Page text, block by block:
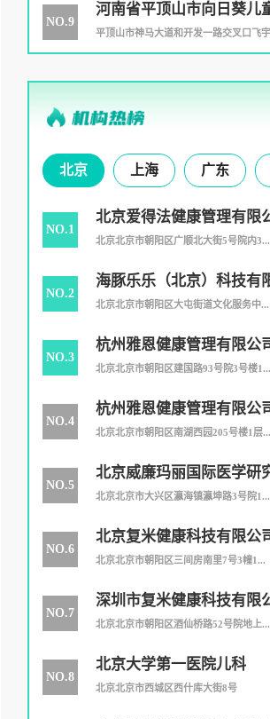
NO.9
河南省平顶山市向日葵儿
中心
平顶山市神马大道和开发一路交叉口飞
北京 上海 广东
NO.1
北京爱得法健康管理有限
北京北京市朝阳区广顺北大街5号院内3...
NO.2
海豚乐乐（北京）科技有
北京北京市朝阳区大屯街道文化服务中...
NO.3
杭州雅恩健康管理有限公
司
北京北京市朝阳区建国路93号院3号楼1...
NO.4
杭州雅恩健康管理有限公
分公司
北京北京市朝阳区南湖西园205号楼1层...
NO.5
北京威廉玛丽国际医学研
北京北京市大兴区瀛海镇瀛坤路3号院1...
NO.6
北京复米健康科技有限公
北京北京市朝阳区三间房南里7号3幢1...
NO.7
深圳市复米健康科技有限
公司
北京北京市朝阳区酒仙桥路52号院地上...
NO.8
北京大学第一医院儿科
北京北京市西城区西什库大街8号